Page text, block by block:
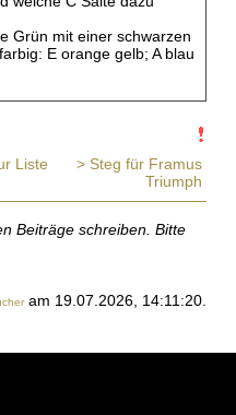
Grün mit einer schwarzen
E orange gelb; A blau
Liste
> Steg für Framus
Triumph
Beiträge schreiben. Bitte
am 19.07.2026, 14:11:20.